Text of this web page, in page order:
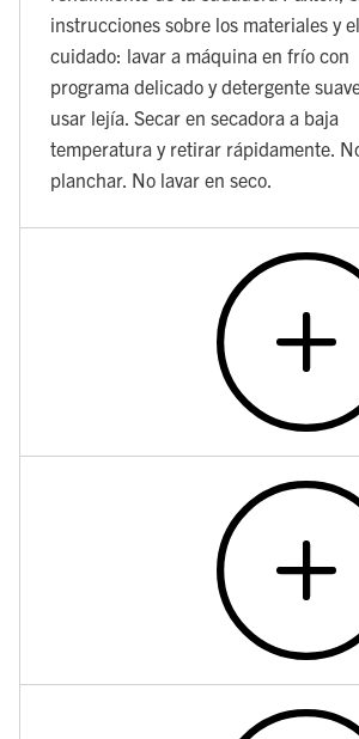
instrucciones sobre los materiales y el
cuidado: lavar a máquina en frío con
programa delicado y detergente
usar lejía. Secar en secadora a baja
temperatura y retirar rápidamente.
planchar. No lavar en seco.